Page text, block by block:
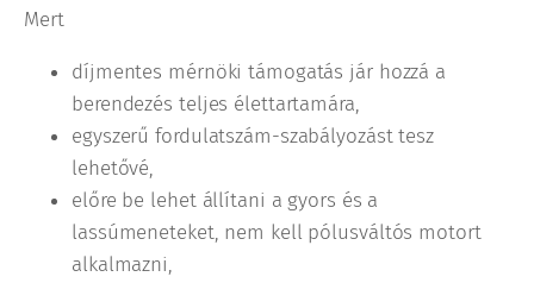
Mert
díjmentes mérnöki támogatás jár hozzá a
berendezés teljes élettartamára,
egyszerű fordulatszám-szabályozást tesz
lehetővé,
előre be lehet állítani a gyors és a
lassúmeneteket, nem kell pólusváltós motort
alkalmazni,